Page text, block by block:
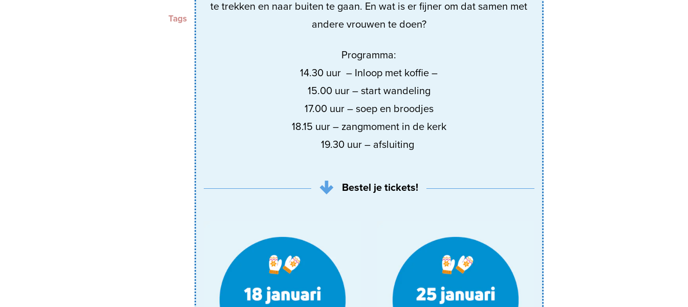
Tags
te trekken en naar buiten te gaan. En wat is er fijner om dat samen met
andere vrouwen te doen?
Programma:
14.30 uur – Inloop met koffie –
15.00 uur – start wandeling
17.00 uur – soep en broodjes
18.15 uur – zangmoment in de kerk
19.30 uur – afsluiting
Bestel je tickets!